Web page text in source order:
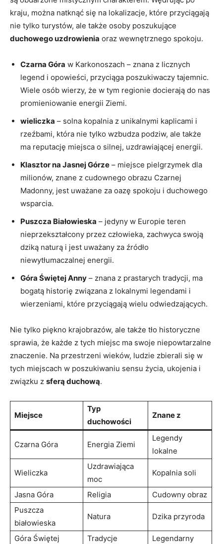
kraju, można natknąć się na lokalizacje, które przyciągają
nie tylko turystów, ‌ale⁤ także ⁢osoby poszukujące
duchowego uzdrowienia oraz wewnętrznego spokoju.
Czarna Góra w Karkonoszach – znana z licznych
legend ‌i opowieści, przyciąga poszukiwaczy tajemnic.
Wiele osób wierzy, że w tym regionie ⁣docierają do nas
promieniowanie energii Ziemi.
wieliczka – ​solna kopalnia z unikalnymi kaplicami i
rzeźbami, ​która nie tylko⁢ wzbudza podziw,⁤ ale także
ma reputację miejsca o silnej,​ uzdrawiającej ⁣energii.
Klasztor na Jasnej Górze – miejsce pielgrzymek dla
milionów, znane‌ z cudownego obrazu Czarnej
Madonny, jest uważane ⁤za oazę spokoju i duchowego
wsparcia.
Puszcza Białowieska – jedyny w ‌Europie teren
nieprzekształcony przez człowieka, zachwyca swoją
dziką naturą ⁤i jest uważany‍ za źródło
niewytłumaczalnej energii.
Góra Świętej Anny – znana z prastarych⁣ tradycji, ma
bogatą historię związana z lokalnymi legendami i
wierzeniami, które przyciągają wielu odwiedzających.
Nie tylko piękno krajobrazów, ale także tło ⁤historyczne
sprawia, że ‍każde z tych miejsc ma swoje⁣ niepowtarzalne‌
znaczenie. Na przestrzeni wieków, ludzie zbierali się w
tych miejscach w poszukiwaniu sensu życia, ukojenia i
związku z sferą duchową.
Miejsce
Typ
duchowości
Znane ‌z
Czarna Góra Energia Ziemi
Legendy
lokalne
Wieliczka
Uzdrawiająca
moc
Kopalnia soli
Jasna Góra Religia
Cudowny obraz
Puszcza
białowieska
Natura Dzika przyroda
Góra Świętej
Tradycje
Legendarny